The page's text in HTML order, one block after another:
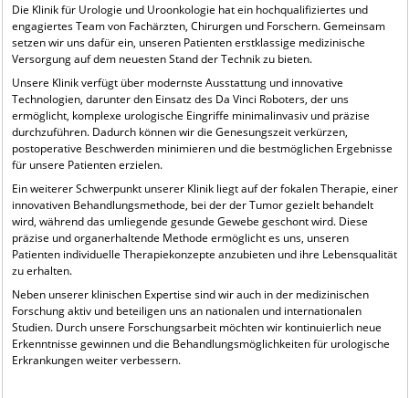
Die Klinik für Urologie und Uroonkologie hat ein hochqualifiziertes und
engagiertes Team von Fachärzten, Chirurgen und Forschern. Gemeinsam
setzen wir uns dafür ein, unseren Patienten erstklassige medizinische
Versorgung auf dem neuesten Stand der Technik zu bieten.
Unsere Klinik verfügt über modernste Ausstattung und innovative
Technologien, darunter den Einsatz des Da Vinci Roboters, der uns
ermöglicht, komplexe urologische Eingriffe minimalinvasiv und präzise
durchzuführen. Dadurch können wir die Genesungszeit verkürzen,
postoperative Beschwerden minimieren und die bestmöglichen Ergebnisse
für unsere Patienten erzielen.
Ein weiterer Schwerpunkt unserer Klinik liegt auf der fokalen Therapie, einer
innovativen Behandlungsmethode, bei der der Tumor gezielt behandelt
wird, während das umliegende gesunde Gewebe geschont wird. Diese
präzise und organerhaltende Methode ermöglicht es uns, unseren
Patienten individuelle Therapiekonzepte anzubieten und ihre Lebensqualität
zu erhalten.
Neben unserer klinischen Expertise sind wir auch in der medizinischen
Forschung aktiv und beteiligen uns an nationalen und internationalen
Studien. Durch unsere Forschungsarbeit möchten wir kontinuierlich neue
Erkenntnisse gewinnen und die Behandlungsmöglichkeiten für urologische
Erkrankungen weiter verbessern.